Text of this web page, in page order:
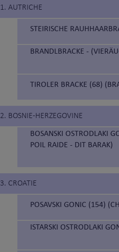
1. AUTRICHE
STEIRISCHE
BRANDLBRACKE -
TIROLER BRACKE (68)
2. BOSNIE-HERZEGOVINE
BOSANSKI OSTRODLAKI
POIL RAIDE - DIT BARAK)
3. CROATIE
POSAVSKI GONIC (154)
ISTARSKI OSTRODLAKI